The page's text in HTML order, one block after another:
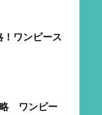
！ワンピース
略 ワンピー